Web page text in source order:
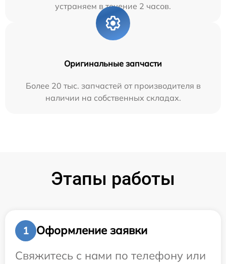
устраняем в течение 2 часов.
Оригинальные запчасти
Более 20 тыс. запчастей от производителя в
наличии на собственных складах.
Этапы работы
1
Оформление заявки
Свяжитесь с нами по телефону или